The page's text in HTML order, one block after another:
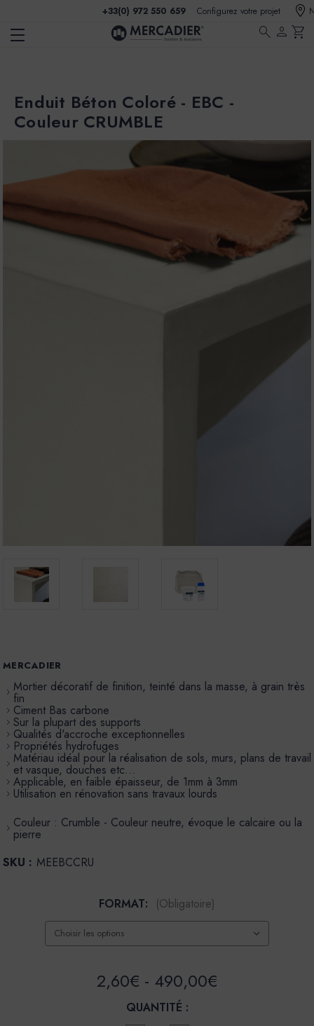
+33(0) 972 550 659 Configurez votre projet
search person shopping_cart
Enduit Béton Coloré - EBC -
Couleur CRUMBLE
MERCADIER
Mortier décoratif de finition, teinté dans la masse, à grain très
fin
Ciment Bas carbone
Sur la plupart des supports
Qualités d'accroche exceptionnelles
Propriétés hydrofuges
Matériau idéal pour la réalisation de sols, murs, plans de travail
et vasque, douches etc…
Applicable, en faible épaisseur, de 1mm à 3mm
Utilisation en rénovation sans travaux lourds
Couleur : Crumble - Couleur neutre, évoque le calcaire ou la
pierre
SKU : MEEBCCRU
FORMAT: (Obligatoire)
2,60€ - 490,00€
QUANTITÉ :